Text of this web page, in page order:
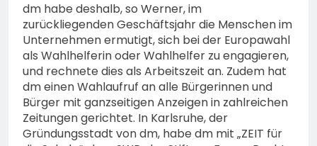
dm habe deshalb, so Werner, im
zurückliegenden Geschäftsjahr die Menschen im
Unternehmen ermutigt, sich bei der Europawahl
als Wahlhelferin oder Wahlhelfer zu engagieren,
und rechnete dies als Arbeitszeit an. Zudem hat
dm einen Wahlaufruf an alle Bürgerinnen und
Bürger mit ganzseitigen Anzeigen in zahlreichen
Zeitungen gerichtet. In Karlsruhe, der
Gründungsstadt von dm, habe dm mit „ZEIT für